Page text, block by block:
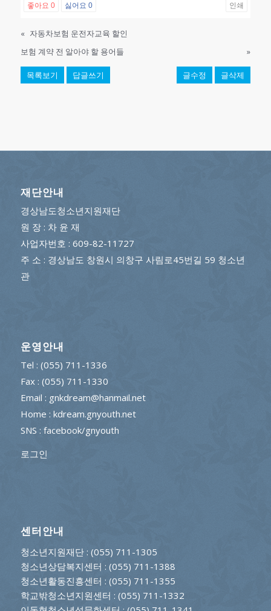
좋아요 0 싫어요 0 인쇄
« 자동차보험 운전자교육 할인
보험 계약 전 알아야 할 용어들
»
목록보기 답글쓰기 글수정 글삭제
재단안내
경상남도청소년지원재단
원 장 : 차 윤 재
사업자번호 : 609-82-11727
주 소 : 경상남도 창원시 의창구 사림로45번길 59 청소년
관
운영안내
Tel : (055) 711-1336
Fax : (055) 711-1330
Email : gnkdream@hanmail.net
Home : kdream.gnyouth.net
SNS : facebook/gnyouth
로그인
센터안내
청소년지원재단: (055) 711-1305
청소년상담복지센터 : (055) 711-1388
청소년활동진흥센터 : (055) 711-1355
학교밖청소년지원센터 : (055) 711-1332